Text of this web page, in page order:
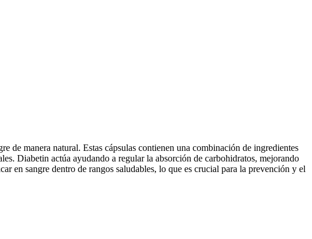
de manera natural. Estas cápsulas contienen una combinación de ingredientes
Diabetin actúa ayudando a regular la absorción de carbohidratos, mejorando
en sangre dentro de rangos saludables, lo que es crucial para la prevención y el